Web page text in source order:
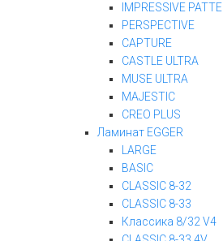
IMPRESSIVE
PERSPECTIVE
CAPTURE
CASTLE ULTRA
MUSE ULTRA
MAJESTIC
CREO PLUS
Ламинат EGGER
LARGE
BASIC
CLASSIC 8-32
CLASSIC 8-33
Классика 8/32 V4